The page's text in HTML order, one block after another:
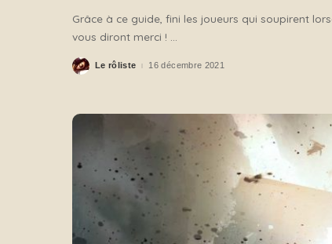
Grâce à ce guide, fini les joueurs qui soupirent
vous diront merci !
Le rôliste 16 décembre 2021